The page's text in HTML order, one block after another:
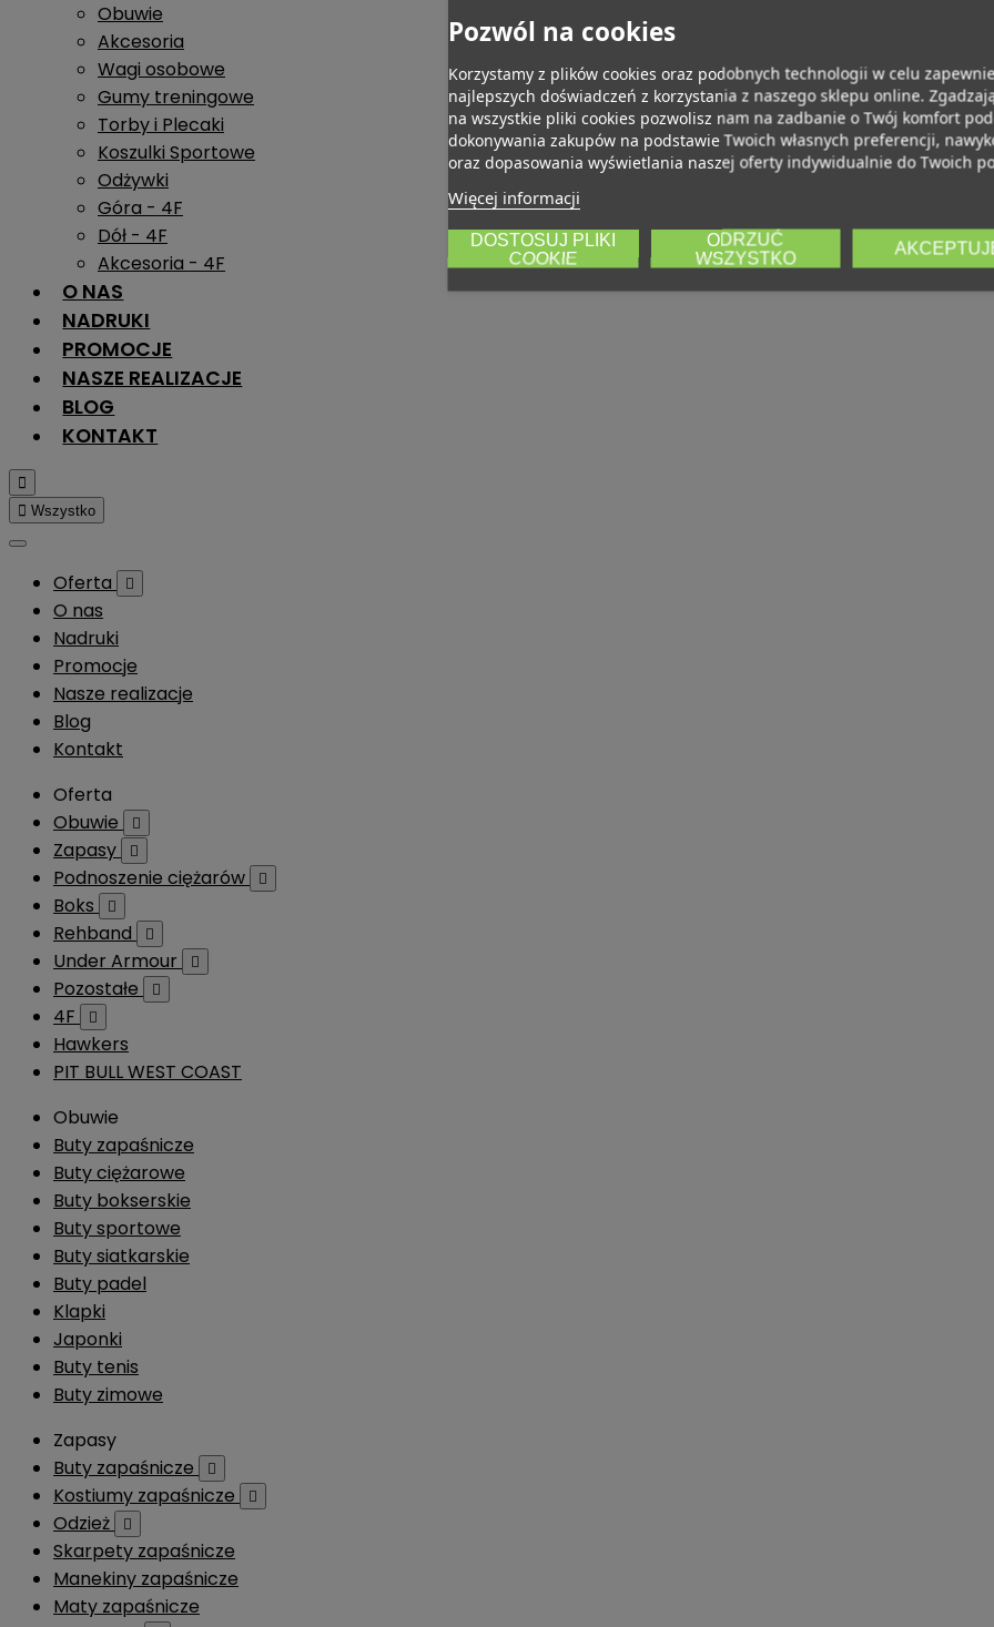
Obuwie
Akcesoria
Wagi osobowe
Gumy treningowe
Torby i Plecaki
Koszulki Sportowe
Odżywki
Góra - 4F
Dół - 4F
Akcesoria - 4F
O NAS
NADRUKI
PROMOCJE
NASZE REALIZACJE
BLOG
KONTAKT

 Wszystko
Oferta 
O nas
Nadruki
Promocje
Nasze realizacje
Blog
Kontakt
Oferta
Obuwie

Zapasy 
Podnoszenie ciężarów 
Boks 
Rehband 
Under Armour 
Pozostałe 
4F 
Hawkers
PIT BULL WEST COAST
Obuwie
Buty zapaśnicze
Buty ciężarowe
Buty bokserskie
Buty sportowe
Buty siatkarskie
Buty padel
Klapki
Japonki
Buty tenis
Buty zimowe
Zapasy
Buty zapaśnicze

Kostiumy zapaśnicze 
Odzież 
Skarpety zapaśnicze
Manekiny zapaśnicze
Maty zapaśnicze
Pozwól na cookies
Korzystamy z plików cookies oraz podobnych technologii w celu
najlepszych doświadczeń z korzystania z naszego sklepu online.
na wszystkie pliki cookies pozwolisz nam na zadbanie o Twój komfort
dokonywania zakupów na podstawie Twoich własnych preferencji,
oraz dopasowania wyświetlania naszej oferty indywidualnie do Twoich
Więcej informacji
DOSTOSUJ PLIKI
COOKIE
ODRZUĆ
WSZYSTKO